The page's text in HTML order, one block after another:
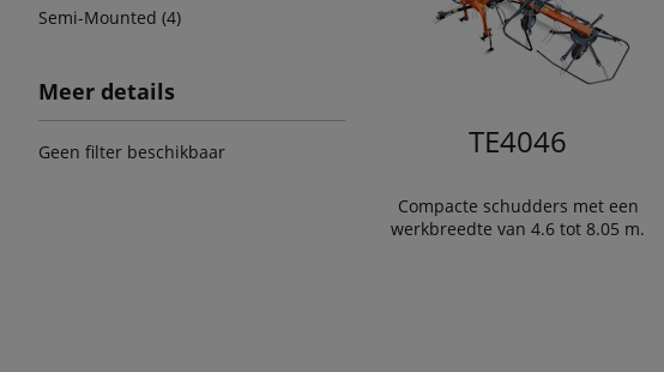
Semi-Mounted (4)
Meer details
Geen filter beschikbaar TE4046
Compacte schudders met een
werkbreedte van 4.6 tot 8.05 m.